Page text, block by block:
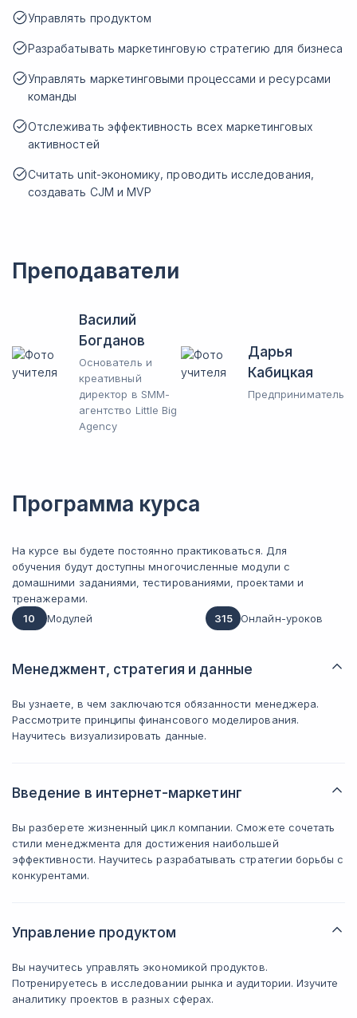
Управлять продуктом
Разрабатывать маркетинговую стратегию для бизнеса
Управлять маркетинговыми процессами и ресурсами
команды
Отслеживать эффективность всех маркетинговых
активностей
Считать unit-экономику, проводить исследования,
создавать CJM и MVP
Преподаватели
Василий
Богданов
Основатель и
креативный
директор в SMM-
агентство Little Big
Agency
Дарья
Кабицкая
Предприниматель
Программа курса
На курсе вы будете постоянно практиковаться. Для
обучения будут доступны многочисленные модули с
домашними заданиями, тестированиями, проектами и
тренажерами.
10
Модулей 315 Онлайн-уроков
Менеджмент, стратегия и данные
Вы узнаете, в чем заключаются обязанности менеджера.
Рассмотрите принципы финансового моделирования.
Научитесь визуализировать данные.
Введение в интернет-маркетинг
Вы разберете жизненный цикл компании. Сможете сочетать
стили менеджмента для достижения наибольшей
эффективности. Научитесь разрабатывать стратегии борьбы с
конкурентами.
Управление продуктом
Вы научитесь управлять экономикой продуктов.
Потренируетесь в исследовании рынка и аудитории. Изучите
аналитику проектов в разных сферах.